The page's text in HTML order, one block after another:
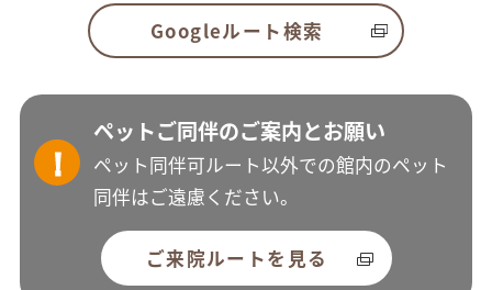
Googleルート検索
ペットご同伴のご案内とお願い
ペット同伴可ルート以外での館内のペット
同伴はご遠慮ください。
ご来院ルートを見る